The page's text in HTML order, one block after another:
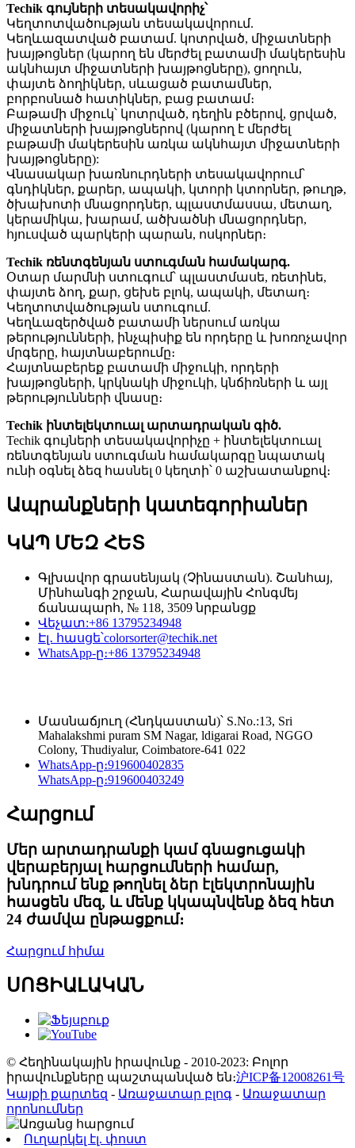
Techik գույների տեսակավորիչ՝
Կեղտոտվածության տեսակավորում.
Կեղևազատված բատամ. կոտրված, միջատների
խայթոցներ (կարող են մերժել բատամի մակերեսին
ակնհայտ միջատների խայթոցները), ցողուն,
փայտե ձողիկներ, սևացած բատամներ,
բորբոսնած հատիկներ, բաց բատամ։
Բաթամի միջուկ՝ կոտրված, դեղին բծերով, ցրված,
միջատների խայթոցներով (կարող է մերժել
բաթամի մակերեսին առկա ակնհայտ միջատների
խայթոցները):
Վնասակար խառնուրդների տեսակավորում՝
գնդիկներ, քարեր, ապակի, կտորի կտորներ, թուղթ,
ծխախոտի մնացորդներ, պլաստմասսա, մետաղ,
կերամիկա, խարամ, ածխածնի մնացորդներ,
հյուսված պարկերի պարան, ոսկորներ։
Techik ռենտգենյան ստուգման համակարգ.
Օտար մարմնի ստուգում՝ պլաստմասե, ռետինե,
փայտե ձող, քար, ցեխե բլոկ, ապակի, մետաղ։
Կեղտոտվածության ստուգում.
Կեղևազերծված բատամի ներսում առկա
թերությունների, ինչպիսիք են որդերը և խոռոչավոր
մրգերը, հայտնաբերումը։
Հայտնաբերեք բատամի միջուկի, որդերի
խայթոցների, կրկնակի միջուկի, կնճիռների և այլ
թերությունների վնասը։
Techik ինտելեկտուալ արտադրական գիծ.
Techik գույների տեսակավորիչը + ինտելեկտուալ
ռենտգենյան ստուգման համակարգը նպատակ
ունի օգնել ձեզ հասնել 0 կեղտի՝ 0 աշխատանքով։
Ապրանքների կատեգորիաներ
ԿԱՊ ՄԵԶ ՀԵՏ
Գլխավոր գրասենյակ (Չինաստան). Շանհայ,
Մինհանգի շրջան, Հարավային Հոնգմեյ
ճանապարհ, № 118, 3509 նրբանցք
Վեչատ:+86 13795234948
Էլ․ հասցե՝colorsorter@techik.net
WhatsApp-ը։+86 13795234948
Մասնաճյուղ (Հնդկաստան)՝ S.No.:13, Sri
Mahalakshmi puram SM Nagar, ldigarai Road, NGGO
Colony, Thudiyalur, Coimbatore-641 022
WhatsApp-ը։919600402835
WhatsApp-ը։919600403249
Հարցում
Մեր արտադրանքի կամ գնացուցակի
վերաբերյալ հարցումների համար,
խնդրում ենք թողնել ձեր էլեկտրոնային
հասցեն մեզ, և մենք կկապնվենք ձեզ հետ
24 ժամվա ընթացքում։
Հարցում հիմա
ՍՈՑԻԱԼԱԿԱՆ
© Հեղինակային իրավունք - 2010-2023: Բոլոր
իրավունքները պաշտպանված են։沪ICP备12008261号
Կայքի քարտեզ - Առաջատար բլոգ - Առաջատար
որոնումներ
Ուղարկել էլ. փոստ